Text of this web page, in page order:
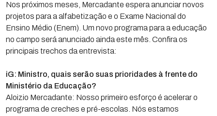
Nos próximos meses, Mercadante espera anunciar novos
projetos para a alfabetização e o Exame Nacional do
Ensino Médio (Enem). Um novo programa para a educação
no campo será anunciado ainda este mês. Confira os
principais trechos da entrevista:
iG: Ministro, quais serão suas prioridades à frente do
Ministério da Educação?
Aloizio Mercadante: Nosso primeiro esforço é acelerar o
programa de creches e pré-escolas. Nós estamos